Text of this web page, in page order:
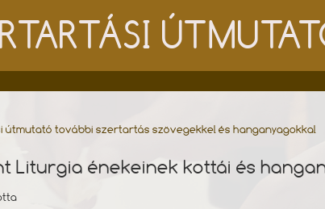
útmutató további szertartás szövegekkel és hanganyagokkal
Liturgia énekeinek kottái és